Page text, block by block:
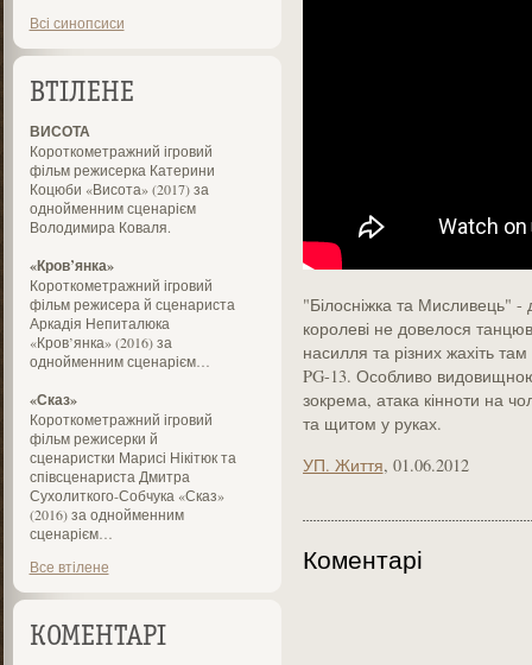
Всі синопсиси
ВТІЛЕНЕ
ВИСОТА
Короткометражний ігровий
фільм режисерка Катерини
Коцюби «Висота» (2017) за
однойменним сценарієм
Володимира Коваля.
«Кров’янка»
Короткометражний ігровий
фільм режисера й сценариста
Аркадія Непиталюка
«Кров’янка» (2016) за
однойменним сценарієм…
«Сказ»
Короткометражний ігровий
фільм режисерки й
сценаристки Марисі Нікітюк та
співсценариста Дмитра
Сухолиткого-Собчука «Сказ»
(2016) за однойменним
сценарієм…
Все втілене
КОМЕНТАРІ
"Білосніжка та Мисливець" -
королеві не довелося
насилля та різних жахіть
PG-13. Особливо
зокрема, атака кінноти на
та щитом у руках.
УП. Життя, 01.06.2012
Коментарі